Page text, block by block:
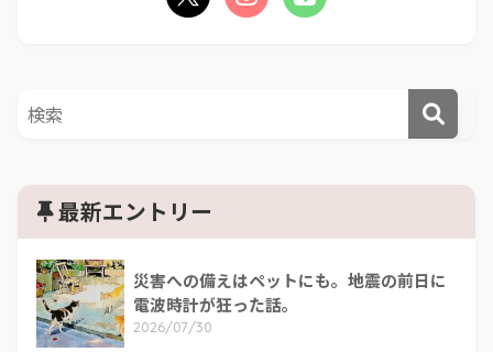
最新エントリー
災害への備えはペットにも。地震の前日に
電波時計が狂った話。
2026/07/30